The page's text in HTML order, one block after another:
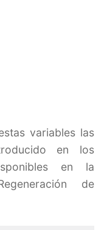
variables las
en los
en la
de